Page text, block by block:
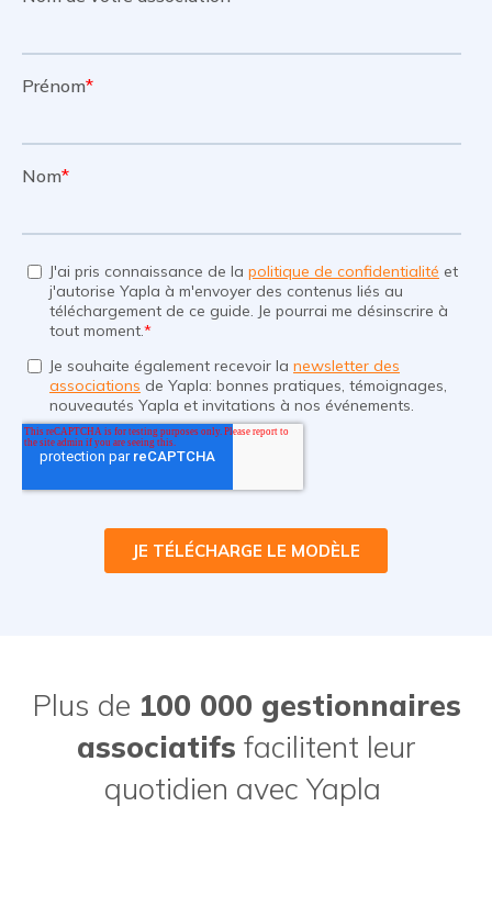
Plus de 100 000 gestionnaires
associatifs facilitent leur
quotidien avec Yapla